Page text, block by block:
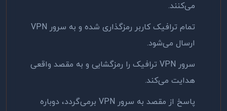
می‌کنند.
تمام ترافیک کاربر رمزگذاری شده و به سرور VPN
ارسال می‌شود.
سرور VPN ترافیک را رمزگشایی و به مقصد واقعی
هدایت می‌کند.
پاسخ از مقصد به سرور VPN برمی‌گردد، دوباره